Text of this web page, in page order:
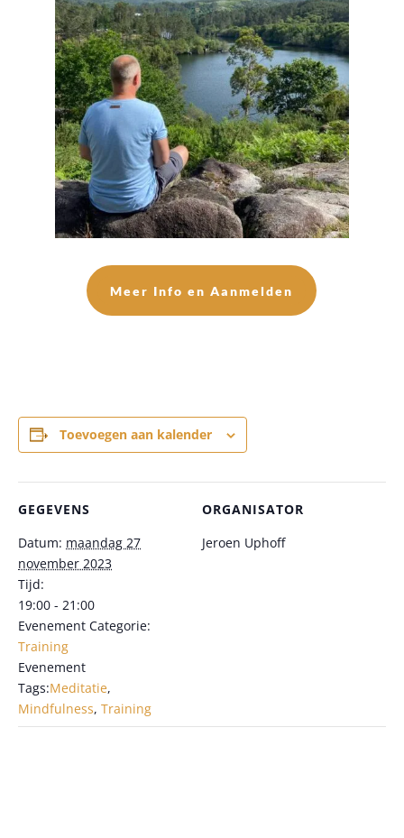
Meer Info en Aanmelden
Toevoegen aan kalender
GEGEVENS
Datum: maandag 27
november 2023
Tijd:
19:00 - 21:00
Evenement Categorie:
Training
Evenement
Tags:Meditatie,
Mindfulness, Training
ORGANISATOR
Jeroen Uphoff